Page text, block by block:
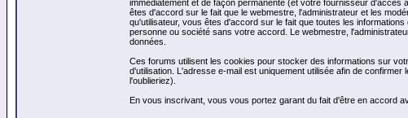
immédiatement et de façon permanente (et votre fournisseur
êtes d'accord sur le fait que le webmestre, l'administrateur et les
qu'utilisateur, vous êtes d'accord sur le fait que toutes les
personne ou société sans votre accord. Le webmestre,
données.
Ces forums utilisent les cookies pour stocker des informations sur
d'utilisation. L'adresse e-mail est uniquement utilisée afin de
l'oublieriez).
En vous inscrivant, vous vous portez garant du fait d'être en accord